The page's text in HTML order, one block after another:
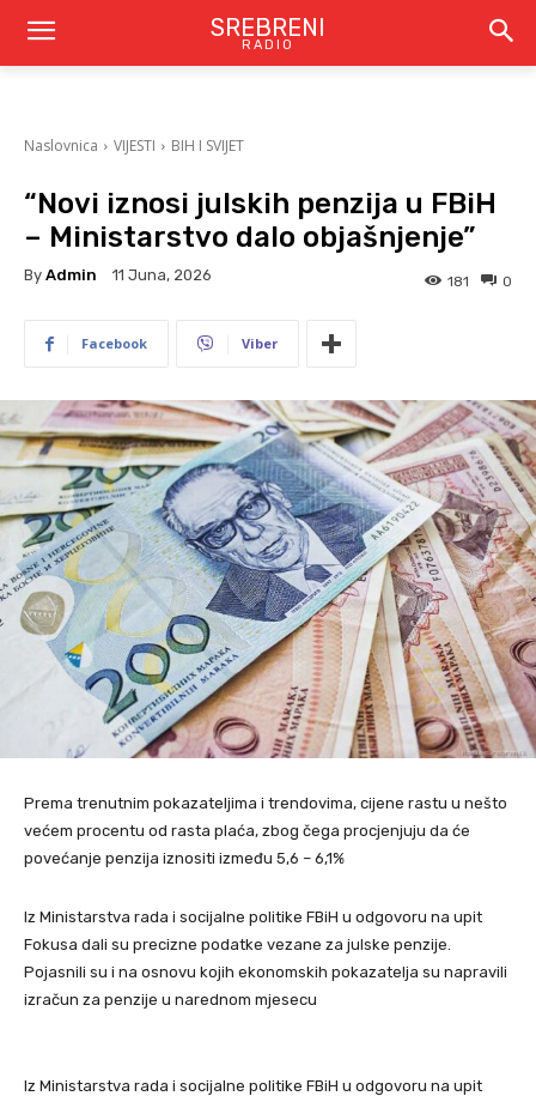
SREBRENI
RADIO
Naslovnica VIJESTI BIH I SVIJET
“Novi iznosi julskih penzija u FBiH
– Ministarstvo dalo objašnjenje”
By Admin 11 Juna, 2026 0
181
Facebook Viber
Prema trenutnim pokazateljima i trendovima, cijene rastu u nešto
većem procentu od rasta plaća, zbog čega procjenjuju da će
povećanje penzija iznositi između 5,6 – 6,1%
Iz Ministarstva rada i socijalne politike FBiH u odgovoru na upit
Fokusa dali su precizne podatke vezane za julske penzije.
Pojasnili su i na osnovu kojih ekonomskih pokazatelja su napravili
izračun za penzije u narednom mjesecu
Iz Ministarstva rada i socijalne politike FBiH u odgovoru na upit